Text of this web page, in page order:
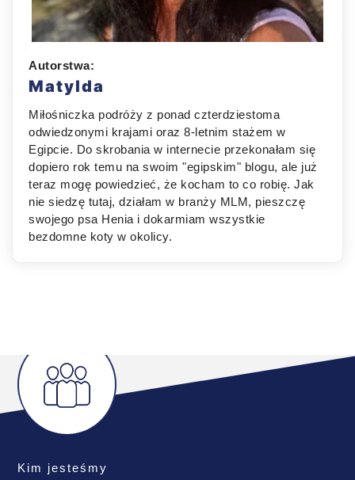
Autorstwa:
Matylda
Miłośniczka podróży z ponad czterdziestoma
odwiedzonymi krajami oraz 8-letnim stażem w
Egipcie. Do skrobania w internecie przekonałam się
dopiero rok temu na swoim "egipskim" blogu, ale już
teraz mogę powiedzieć, że kocham to co robię. Jak
nie siedzę tutaj, działam w branży MLM, pieszczę
swojego psa Henia i dokarmiam wszystkie
bezdomne koty w okolicy.
Kim jesteśmy